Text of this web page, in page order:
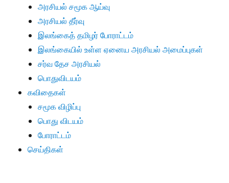
அரசியல் சமூக ஆய்வு
அரசியல் தீர்வு
இலங்கைத் தமிழர் போராட்டம்
இலங்கையில் உள்ள ஏனைய அரசியல் அமைப்புகள்
சர்வ தேச அரசியல்
பொதுவிடயம்
கவிதைகள்
சமூக விழிப்பு
பொது விடயம்
போராட்டம்
செய்திகள்